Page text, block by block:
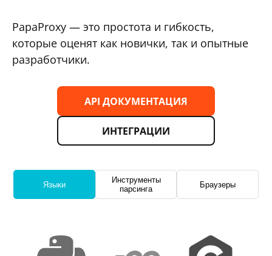
PapaProxy — это простота и гибкость,
которые оценят как новички, так и опытные
разработчики.
API ДОКУМЕНТАЦИЯ
ИНТЕГРАЦИИ
Языки
Инструменты
парсинга
Браузеры